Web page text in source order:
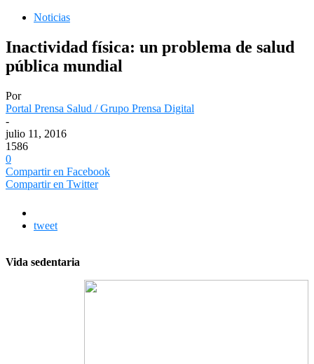
Noticias
Inactividad física: un problema de salud
pública mundial
Por
Portal Prensa Salud / Grupo Prensa Digital
-
julio 11, 2016
1586
0
Compartir en Facebook
Compartir en Twitter
tweet
Vida sedentaria